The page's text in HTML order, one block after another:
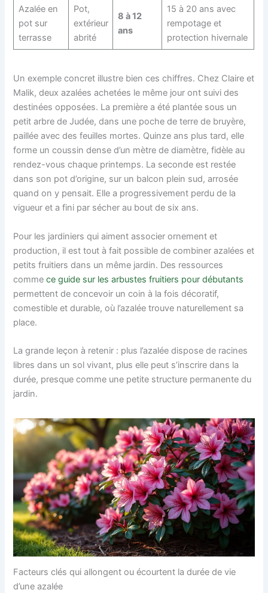
Azalée en
pot sur
terrasse
Pot,
extérieur
abrité
8 à 12
ans
15 à 20 ans avec
rempotage et
protection hivernale
Un exemple concret illustre bien ces chiffres. Chez Claire et
Malik, deux azalées achetées le même jour ont suivi des
destinées opposées. La première a été plantée sous un
petit arbre de Judée, dans une poche de terre de bruyère,
paillée avec des feuilles mortes. Quinze ans plus tard, elle
forme un coussin dense d’un mètre de diamètre, fidèle au
rendez-vous chaque printemps. La seconde est restée
dans son pot d’origine, sur un balcon plein sud, arrosée
quand on y pensait. Elle a progressivement perdu de la
vigueur et a fini par sécher au bout de six ans.
Pour les jardiniers qui aiment associer ornement et
production, il est tout à fait possible de combiner azalées et
petits fruitiers dans un même jardin. Des ressources
commece guide sur les arbustes fruitiers pour débutants
permettent de concevoir un coin à la fois décoratif,
comestible et durable, où l’azalée trouve naturellement sa
place.
La grande leçon à retenir : plus l’azalée dispose de racines
libres dans un sol vivant, plus elle peut s’inscrire dans la
durée, presque comme une petite structure permanente du
jardin.
Facteurs clés qui allongent ou écourtent la durée de vie
d’une azalée